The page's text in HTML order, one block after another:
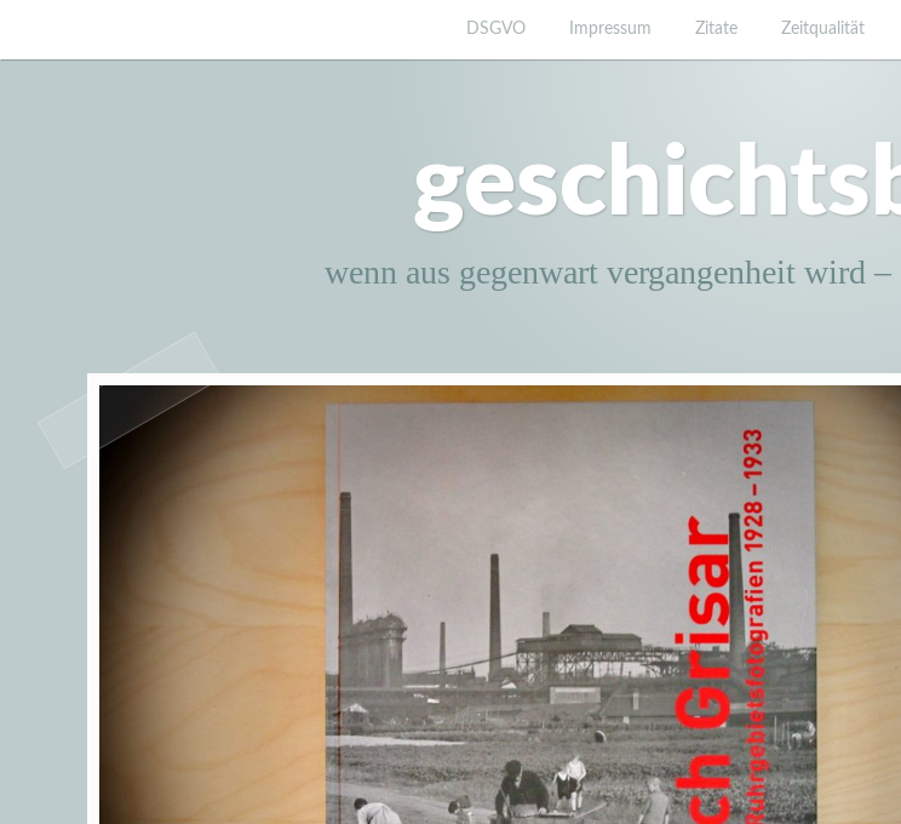
Inhalt
DSGVO Impressum Zitate Zeitqualität
wenn aus gegenwart vergangenheit wird